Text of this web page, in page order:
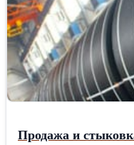
габаритные размеры:
22,2 кг; - рабочий
сут.
Продажа и